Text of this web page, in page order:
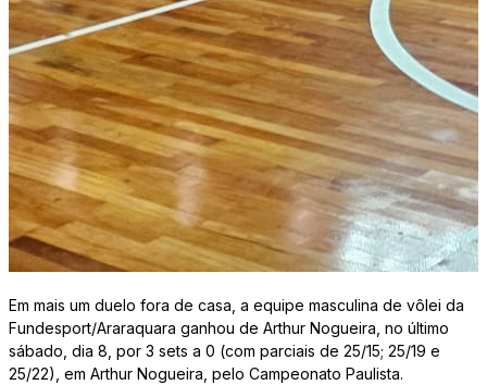
Em mais um duelo fora de casa, a equipe masculina de vôlei da
Fundesport/Araraquara ganhou de Arthur Nogueira, no último
sábado, dia 8, por 3 sets a 0 (com parciais de 25/15; 25/19 e
25/22), em Arthur Nogueira, pelo Campeonato Paulista.